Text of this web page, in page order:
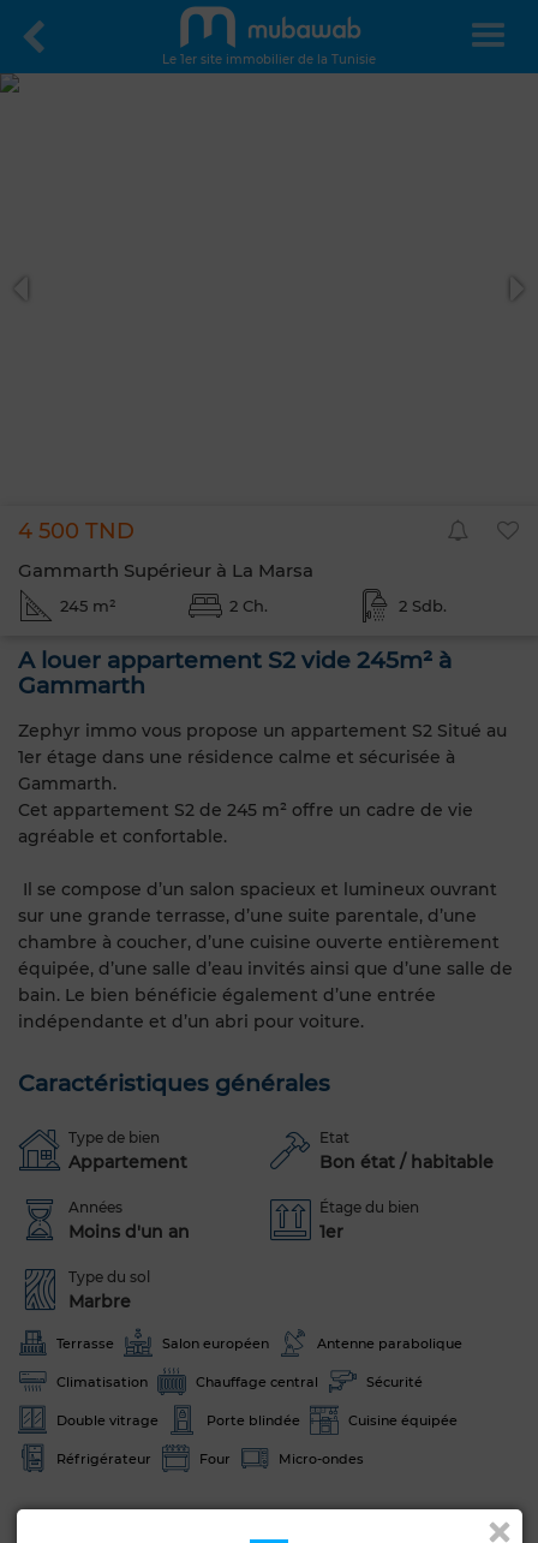
Le 1er site immobilier de la Tunisie
4 500 TND
Gammarth Supérieur à La Marsa
245 m² 2 Ch. 2 Sdb.
A louer appartement S2 vide 245m² à
Gammarth
Zephyr immo vous propose un appartement S2 Situé au
1er étage dans une résidence calme et sécurisée à
Gammarth.
Cet appartement S2 de 245 m² offre un cadre de vie
agréable et confortable.
Il se compose d’un salon spacieux et lumineux ouvrant
sur une grande terrasse, d’une suite parentale, d’une
chambre à coucher, d’une cuisine ouverte entièrement
équipée, d’une salle d’eau invités ainsi que d’une salle de
bain. Le bien bénéficie également d’une entrée
indépendante et d’un abri pour voiture.
Caractéristiques générales
Type de bien
Appartement
Etat
Bon état / habitable
Années
Moins d'un an
Étage du bien
1er
Type du sol
Marbre
Terrasse Salon européen Antenne parabolique
Climatisation Chauffage central Sécurité
Double vitrage Porte blindée Cuisine équipée
Réfrigérateur Four Micro-ondes
Voir plus de photos